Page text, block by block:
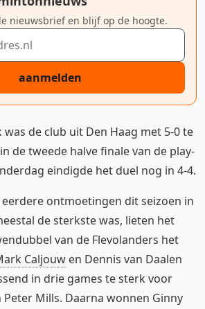
nieuwsbrief en blijf op de hoogte.
aanmelden
de club uit Den Haag met 5-0 te
de tweede halve finale van de play-
eindigde het duel nog in 4-4.
ontmoetingen dit seizoen in
de sterkste was, lieten het
van de Flevolanders het
Caljouw en Dennis van Daalen
in drie games te sterk voor
Peter Mills. Daarna wonnen Ginny